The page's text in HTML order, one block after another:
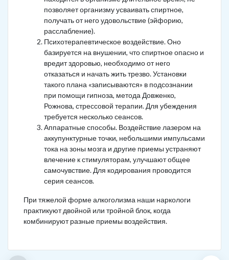
позволяет организму усваивать спиртное,
получать от него удовольствие (эйфорию,
расслабление).
Психотерапевтическое воздействие. Оно
базируется на внушении, что спиртное опасно и
вредит здоровью, необходимо от него
отказаться и начать жить трезво. Установки
такого плана «записываются» в подсознании
при помощи гипноза, метода Довженко,
Рожнова, стрессовой терапии. Для убеждения
требуется несколько сеансов.
Аппаратные способы. Воздействие лазером на
аккупунктурные точки, небольшими импульсами
тока на зоны мозга и другие приемы устраняют
влечение к стимуляторам, улучшают общее
самочувствие. Для кодирования проводится
серия сеансов.
При тяжелой форме алкоголизма наши наркологи
практикуют двойной или тройной блок, когда
комбинируют разные приемы воздействия.